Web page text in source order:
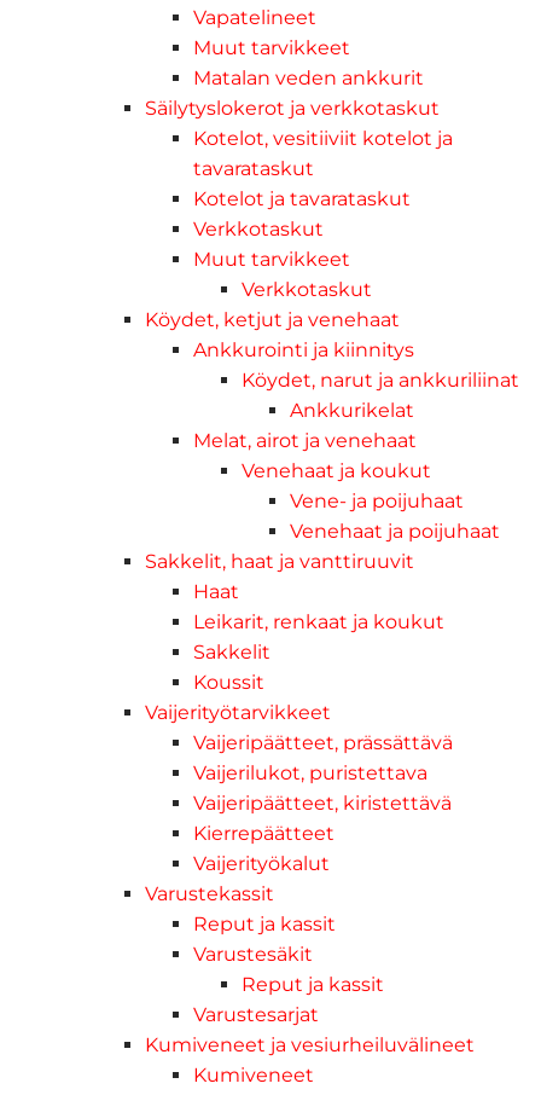
Vapatelineet
Muut tarvikkeet
Matalan veden ankkurit
Säilytyslokerot ja verkkotaskut
Kotelot, vesitiiviit kotelot ja
tavarataskut
Kotelot ja tavarataskut
Verkkotaskut
Muut tarvikkeet
Verkkotaskut
Köydet, ketjut ja venehaat
Ankkurointi ja kiinnitys
Köydet, narut ja ankkuriliinat
Ankkurikelat
Melat, airot ja venehaat
Venehaat ja koukut
Vene- ja poijuhaat
Venehaat ja poijuhaat
Sakkelit, haat ja vanttiruuvit
Haat
Leikarit, renkaat ja koukut
Sakkelit
Koussit
Vaijerityötarvikkeet
Vaijeripäätteet, prässättävä
Vaijerilukot, puristettava
Vaijeripäätteet, kiristettävä
Kierrepäätteet
Vaijerityökalut
Varustekassit
Reput ja kassit
Varustesäkit
Reput ja kassit
Varustesarjat
Kumiveneet ja vesiurheiluvälineet
Kumiveneet